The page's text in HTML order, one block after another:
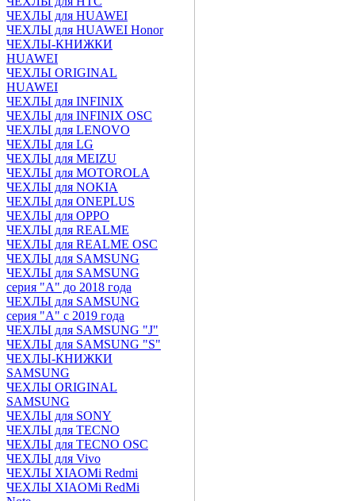
ЧЕХЛЫ для HUAWEI
ЧЕХЛЫ для HUAWEI Honor
ЧЕХЛЫ-КНИЖКИ
HUAWEI
ЧЕХЛЫ ORIGINAL
HUAWEI
ЧЕХЛЫ для INFINIX
ЧЕХЛЫ для INFINIX OSC
ЧЕХЛЫ для LENOVO
ЧЕХЛЫ для LG
ЧЕХЛЫ для MEIZU
ЧЕХЛЫ для MOTOROLA
ЧЕХЛЫ для NOKIA
ЧЕХЛЫ для ONEPLUS
ЧЕХЛЫ для OPPO
ЧЕХЛЫ для REALME
ЧЕХЛЫ для REALME OSC
ЧЕХЛЫ для SAMSUNG
ЧЕХЛЫ для SAMSUNG
серия "A" до 2018 года
ЧЕХЛЫ для SAMSUNG
серия "A" с 2019 года
ЧЕХЛЫ для SAMSUNG "J"
ЧЕХЛЫ для SAMSUNG "S"
ЧЕХЛЫ-КНИЖКИ
SAMSUNG
ЧЕХЛЫ ORIGINAL
SAMSUNG
ЧЕХЛЫ для SONY
ЧЕХЛЫ для TECNO
ЧЕХЛЫ для TECNO OSC
ЧЕХЛЫ для Vivo
ЧЕХЛЫ XIAOMi Redmi
ЧЕХЛЫ XIAOMi RedMi